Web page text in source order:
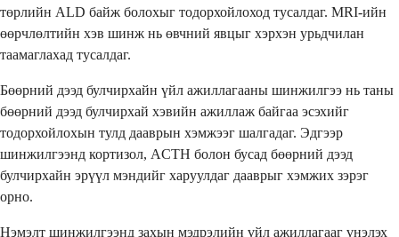
төрлийн ALD байж болохыг тодорхойлоход тусалдаг. MRI-ийн
өөрчлөлтийн хэв шинж нь өвчний явцыг хэрхэн урьдчилан
таамаглахад тусалдаг.
Бөөрний дээд булчирхайн үйл ажиллагааны шинжилгээ нь таны
бөөрний дээд булчирхай хэвийн ажиллаж байгаа эсэхийг
тодорхойлохын тулд дааврын хэмжээг шалгадаг. Эдгээр
шинжилгээнд кортизол, ACTH болон бусад бөөрний дээд
булчирхайн эрүүл мэндийг харуулдаг дааврыг хэмжих зэрэг
орно.
Нэмэлт шинжилгээнд захын мэдрэлийн үйл ажиллагааг үнэлэх